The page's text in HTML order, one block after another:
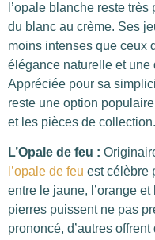
l’opale blanche reste
du blanc au crème. Ses
moins intenses que ceux
élégance naturelle et
Appréciée pour sa
reste une option
et les pièces de collection.
L’Opale de feu :
l’opale de feu est célèbre
entre le jaune, l’orange
pierres puissent ne pas
prononcé, d’autres